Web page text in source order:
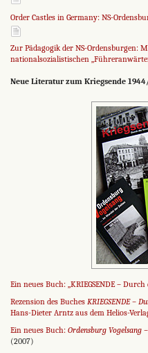
Order Castles in Germany: NS-
Zur Pädagogik der NS-Ordensburgen:
nationalsozialistischen
Neue Literatur zum Kriegsende
Ein neues Buch: „KRIEGSENDE –
Rezension des Buches KRIEGSENDE –
Hans-Dieter Arntz aus dem Helios-
Ein neues Buch: Ordensburg Vogelsang
(2007)